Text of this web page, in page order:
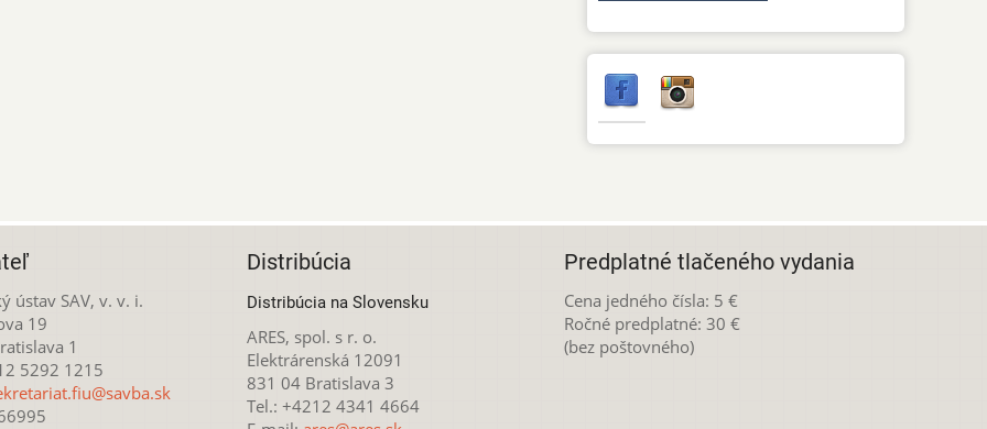
ústav SAV, v. v. i.
19
1
5292 1215
Distribúcia
Distribúcia na Slovensku
ARES, spol. s r. o.
Elektrárenská 12091
831 04 Bratislava 3
Tel.: +4212 4341 4664
Predplatné tlačeného vydania
Cena jedného čísla: 5 €
Ročné predplatné: 30 €
(bez poštovného)